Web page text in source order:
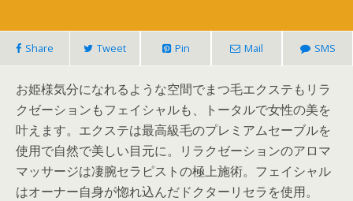
Share Tweet Pin Mail SMS
お姫様気分になれるような空間でまつ毛エクステもリラ
クゼーションもフェイシャルも、トータルで女性の美を
叶えます。エクステは最高級毛のプレミアムセーブルを
使用で自然で美しい目元に。リラクゼーションのアロマ
マッサージは凄腕セラピストの極上施術。フェイシャル
はオーナー自身が惚れ込んだドクターリセラを使用。